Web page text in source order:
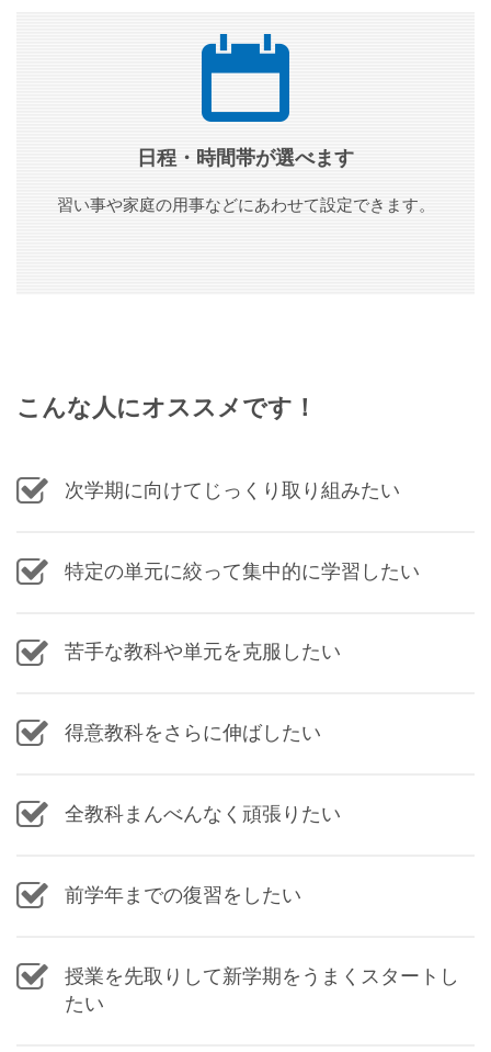
日程・時間帯が選べます
習い事や家庭の用事などにあわせて設定できます。
こんな人にオススメです！
次学期に向けてじっくり取り組みたい
特定の単元に絞って集中的に学習したい
苦手な教科や単元を克服したい
得意教科をさらに伸ばしたい
全教科まんべんなく頑張りたい
前学年までの復習をしたい
授業を先取りして新学期をうまくスタートし
たい